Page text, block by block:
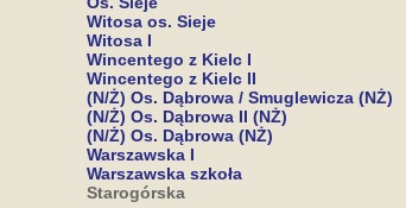
Witosa os. Sieje
Witosa I
Wincentego z Kielc I
Wincentego z Kielc II
(N/Ż) Os. Dąbrowa / Smuglewicza (NŻ)
(N/Ż) Os. Dąbrowa II (NŻ)
(N/Ż) Os. Dąbrowa (NŻ)
Warszawska I
Warszawska szkoła
Starogórska